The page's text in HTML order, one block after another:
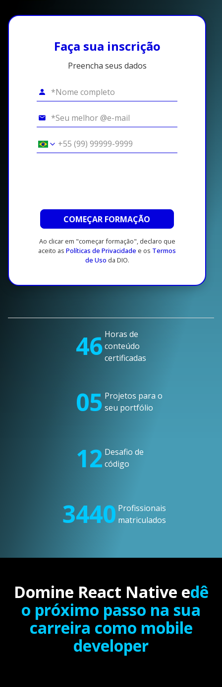
Faça sua inscrição
Preencha seus dados
COMEÇAR FORMAÇÃO
Ao clicar em "começar formação", declaro que
aceito as Políticas de Privacidade e os Termos
de Uso da DIO.
46 Horas de
conteúdo
certificadas
05 Projetos para o
seu portfólio
12 Desafio de
código
3440 Profissionais
matriculados
Domine React Native edê
o próximo passo na sua
carreira como mobile
developer